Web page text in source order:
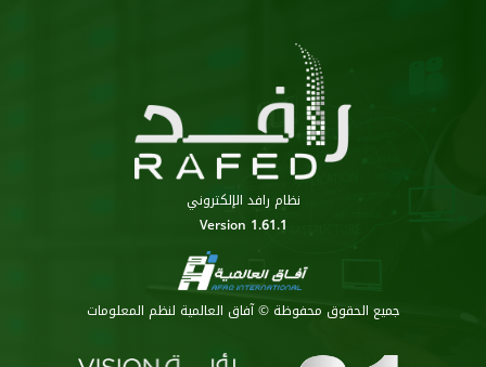
نظام رافد الإلكتروني
Version 1.61.1
جميع الحقوق محفوظة © آفاق العالمية لنظم المعلومات